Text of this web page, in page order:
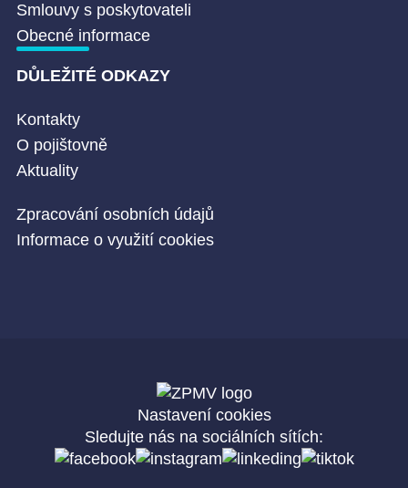
Smlouvy s poskytovateli
Obecné informace
DŮLEŽITÉ ODKAZY
Kontakty
O pojištovně
Aktuality
Zpracování osobních údajů
Informace o využití cookies
Nastavení cookies
Sledujte nás na sociálních sítích: